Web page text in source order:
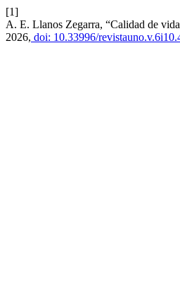
[1]
A. E. Llanos Zegarra, “Calidad de
2026, doi: 10.33996/